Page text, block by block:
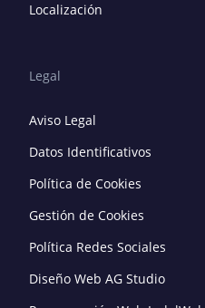
Localización
Legal
Aviso Legal
Datos Identificativos
Política de Cookies
Gestión de Cookies
Política Redes Sociales
Diseño Web AG Studio